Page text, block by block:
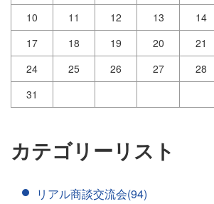
10
11 12 13 14
17
18 19 20 21
24
25 26 27 28
31
カテゴリーリスト
リアル商談交流会(94)